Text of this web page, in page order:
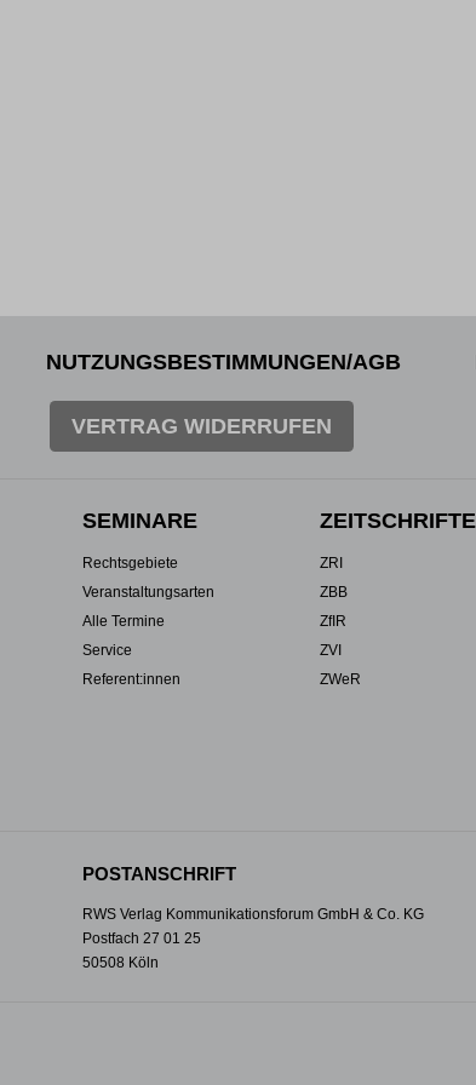
NUTZUNGSBESTIMMUNGEN/AGB
VERTRAG WIDERRUFEN
SEMINARE
Rechtsgebiete
Veranstaltungsarten
Alle Termine
Service
Referent:innen
ZRI
ZBB
ZfIR
ZVI
ZWeR
POSTANSCHRIFT
RWS Verlag Kommunikationsforum GmbH & Co. KG
Postfach 27 01 25
50508 Köln